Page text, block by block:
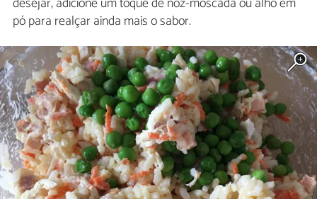
pó para realçar ainda mais o sabor.